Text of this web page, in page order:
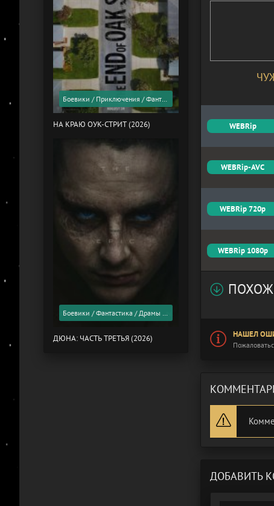
WEBRip
WEBRip-AVC
WEBRip 720p
WEBRip 1080p
НАШЕЛ
ДОБАВИТЬ
Боевики / Приключения / Фантастика / Фильмы 2026 года / Скоро в кино
НА КРАЮ ОУК-СТРИТ (2026)
Боевики / Фантастика / Драмы / Фильмы 2026 года / Скоро в кино
ДЮНА: ЧАСТЬ ТРЕТЬЯ (2026)